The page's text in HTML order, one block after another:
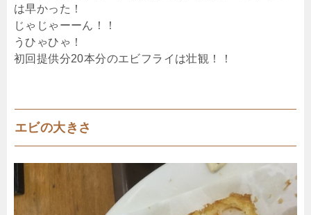
は早かった！
じゃじゃーーん！！
うひゃひゃ！
初回提供分20本分のエビフライは壮観！！
エビの大きさ